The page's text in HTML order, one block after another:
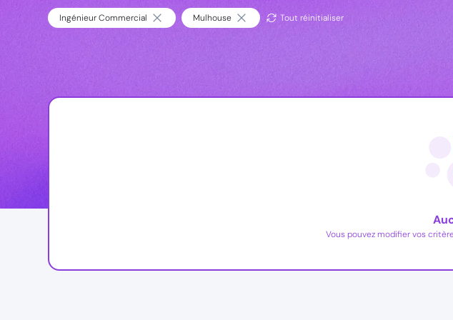
Ingénieur Commercial Mulhouse Tout réinitialiser
Vous pouvez modifier vos